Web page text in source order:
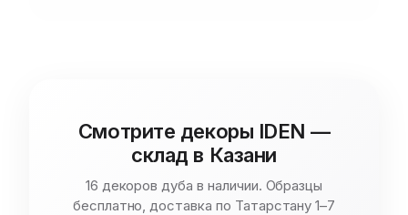
Смотрите декоры IDEN —
склад в Казани
16 декоров дуба в наличии. Образцы
бесплатно, доставка по Татарстану 1–7